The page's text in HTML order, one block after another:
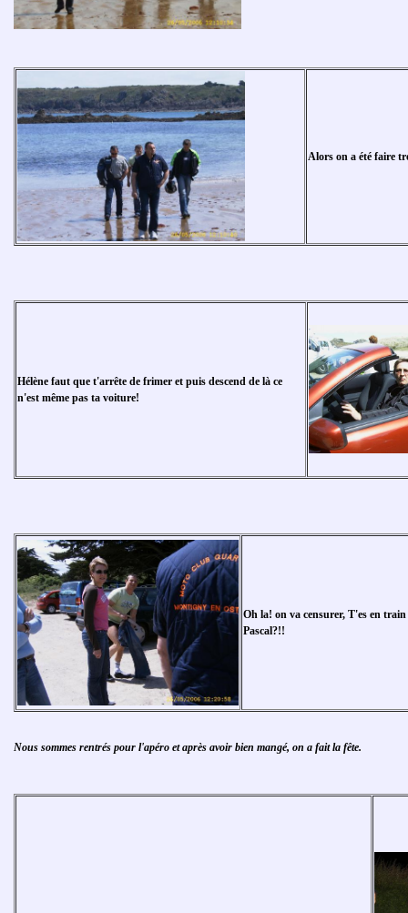
Alors on a été faire
Hélène faut que t'arrête de frimer et puis descend de là ce
n'est même pas ta voiture!
Oh la! on va censurer, T'es en
Pascal?!!
Nous sommes rentrés pour l'apéro et après avoir bien mangé, on a fait la fête.